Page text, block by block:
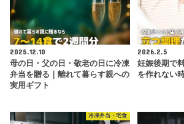
2025.12.10
母の日・父の日・敬老の日に冷凍
弁当を贈る｜離れて暮らす親への
実用ギフト
2026.2.5
妊娠後期で
を作れない
冷凍弁当・宅食